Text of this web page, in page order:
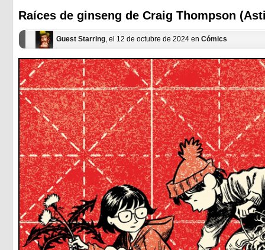
ventana
nueva)
ventana
nueva)
Raíces de ginseng de Craig Thompson
Guest Starring, el 12 de octubre de 2024 en Cómics